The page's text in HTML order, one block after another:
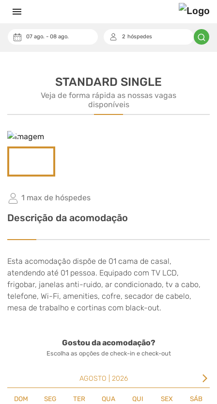
menu
07 ago. - 08 ago. 2 hóspedes
STANDARD SINGLE
Veja de forma rápida as nossas vagas
disponíveis
arrow_back_ios_new
Descrição da acomodação
1 max de hóspedes
Esta acomodação dispõe de 01 cama de casal,
atendendo até 01 pessoa. Equipado com TV LCD,
frigobar, janelas anti-ruido, ar condicionado, tv a cabo,
telefone, Wi-Fi, amenities, cofre, secador de cabelo,
mesa de trabalho e cortinas com black-out.
Gostou da acomodação?
Escolha as opções de check-in e check-out
AGOSTO | 2026 arrow_forward_ios
DOM SEG TER QUA QUI SEX SÁB